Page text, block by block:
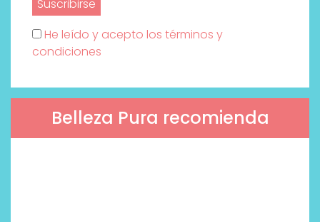
He leído y acepto los términos y
condiciones
Belleza Pura recomienda